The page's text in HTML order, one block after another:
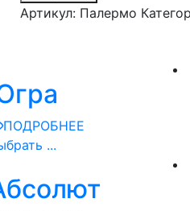
Артикул: Палермо
ПОДРОБНЕЕ
...